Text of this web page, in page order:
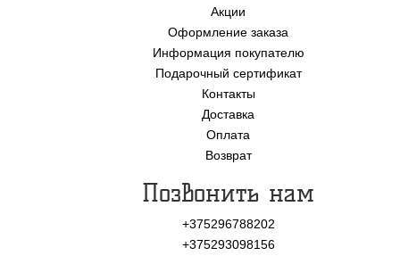
Акции
Оформление заказа
Информация покупателю
Подарочный сертификат
Контакты
Доставка
Оплата
Возврат
Позвонить нам
+375296788202
+375293098156